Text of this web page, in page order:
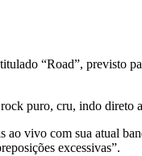
“Road”, previsto
puro, cru, indo
vivo com sua atual
excessivas”.